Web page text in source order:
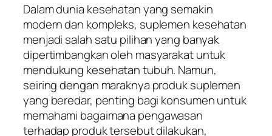
Dalam dunia kesehatan yang semakin
modern dan kompleks, suplemen kesehatan
menjadi salah satu pilihan yang banyak
dipertimbangkan oleh masyarakat untuk
mendukung kesehatan tubuh. Namun,
seiring dengan maraknya produk suplemen
yang beredar, penting bagi konsumen untuk
memahami bagaimana pengawasan
terhadap produk tersebut dilakukan,